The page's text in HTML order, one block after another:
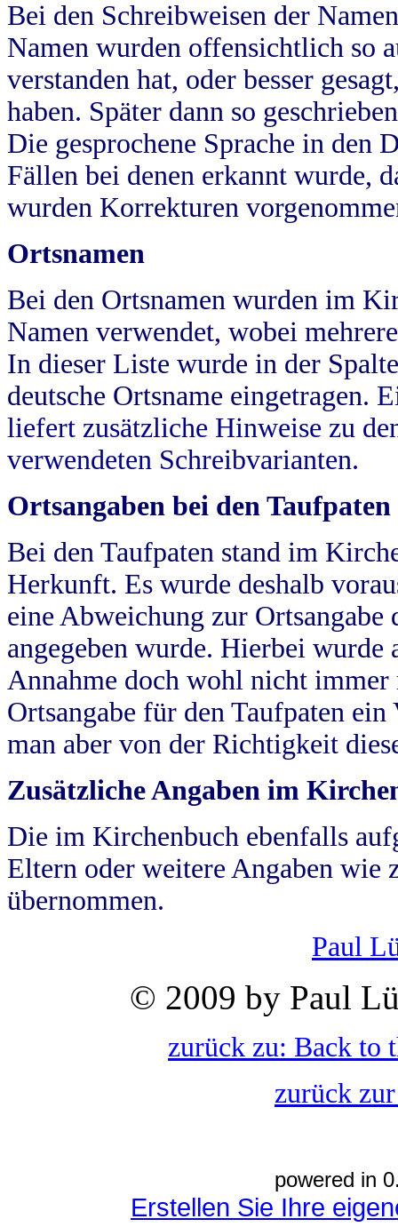
Bei den Schreibweisen der
Namen wurden offensichtlich so
verstanden hat, oder besser
haben. Später dann so
Die gesprochene Sprache in
Fällen bei denen erkannt wurde,
wurden Korrekturen
Ortsnamen
Bei den Ortsnamen wurden im
Namen verwendet, wobei
In dieser Liste wurde in der
deutsche Ortsname eingetragen.
liefert zusätzliche Hinweise zu
verwendeten Schreibvarianten.
Ortsangaben bei den Taufpaten
Bei den Taufpaten stand im
Herkunft. Es wurde deshalb
eine Abweichung zur
angegeben wurde. Hierbei wurde
Annahme doch wohl nicht
Ortsangabe für den Taufpaten
man aber von der Richtigkeit
Zusätzliche Angaben im
Die im Kirchenbuch ebenfalls
Eltern oder weitere Angaben wie
übernommen.
Paul
© 2009 by Paul
zurück zu: Back to
zurück
powered in
Erstellen Sie Ihre